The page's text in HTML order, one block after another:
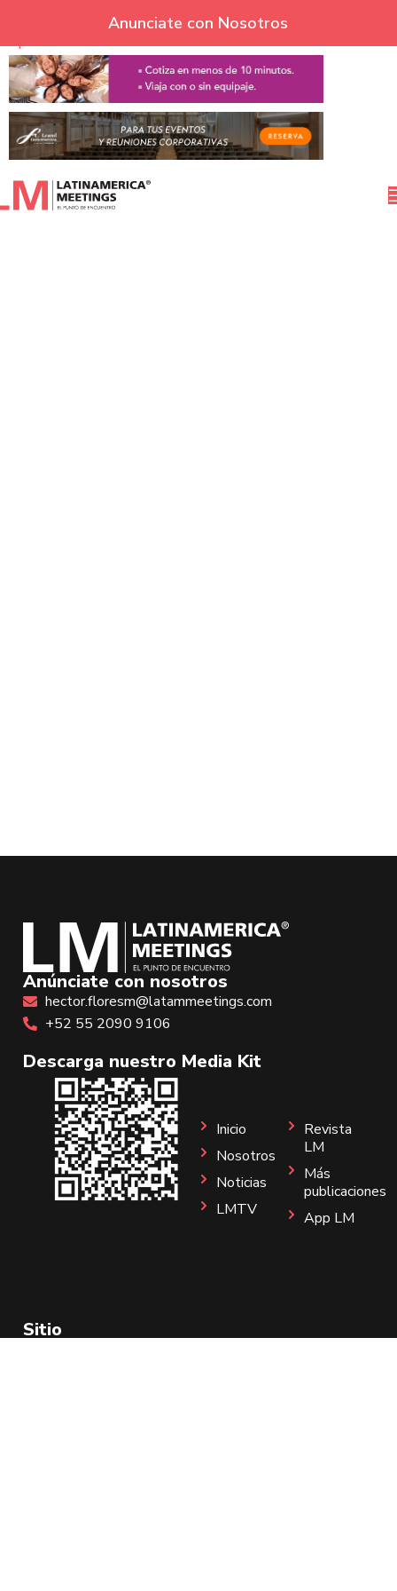
Skip to navigation
Skip to main content
Anunciate con Nosotros
Anúnciate con nosotros
hector.floresm@latammeetings.com
+52 55 2090 9106
Descarga nuestro Media Kit
Sitio
Inicio
Nosotros
Noticias
LMTV
Revista
LM
Más
publicaciones
App LM